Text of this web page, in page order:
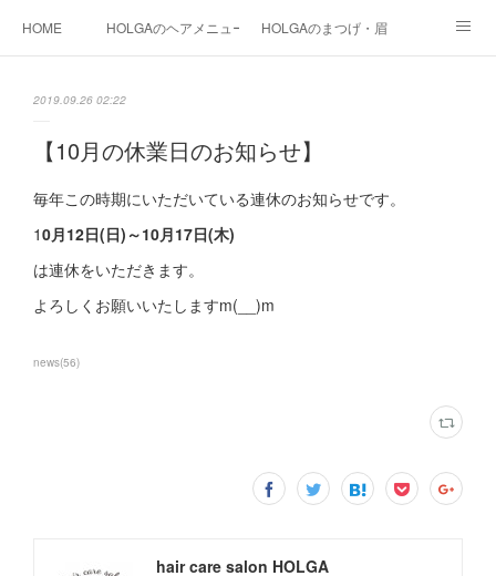
HOME HOLGAのヘアメニュー HOLGAのまつげ・眉
2019.09.26 02:22
【10月の休業日のお知らせ】
毎年この時期にいただいている連休のお知らせです。
10月12日(日)～10月17日(木)
は連休をいただきます。
よろしくお願いいたしますm(__)m
news(56)
hair care salon HOLGA